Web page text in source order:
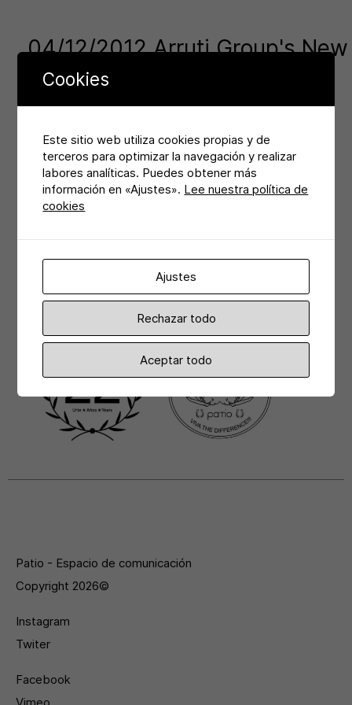
04/12/2012 Arruti Group's New
Web
Una web que aglutina las diferentes miniwebs de las
empresas que componen el grupo. Industrias Arruti,
Arruti Subestacciones, Arruti catenaria y Arruti
Aleaciones… Powering Progress!!!Visita la web
www.arrutigroup.com
Patio - Espacio de comunicación
Copyright 2026©
Instagram
Twiter
Facebook
Cookies
Este sitio web utiliza cookies propias y de
terceros para optimizar la navegación y realizar
labores analíticas. Puedes obtener más
información en «Ajustes». Lee nuestra política de
cookies
Ajustes
Rechazar todo
Aceptar todo